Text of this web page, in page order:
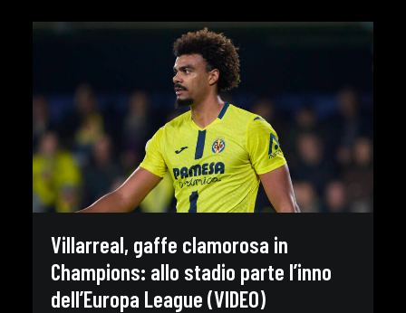
Villarreal, gaffe clamorosa in
Champions: allo stadio parte l’inno
dell’Europa League (VIDEO)